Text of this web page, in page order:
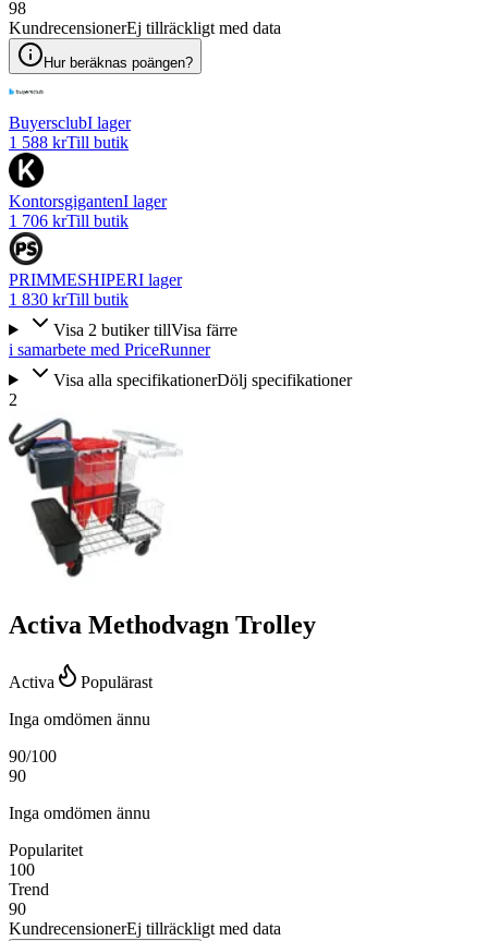
98
KundrecensionerEj tillräckligt med data
Hur beräknas poängen?
BuyersclubI lager
1 588 krTill butik
KontorsgigantenI lager
1 706 krTill butik
PRIMMESHIPERI lager
1 830 krTill butik
Visa 2 butiker tillVisa färre
i samarbete med PriceRunner
Visa alla specifikationerDölj specifikationer
2
Activa Methodvagn Trolley
Activa
Populärast
Inga omdömen ännu
90/100
90
Inga omdömen ännu
Popularitet
100
Trend
90
KundrecensionerEj tillräckligt med data